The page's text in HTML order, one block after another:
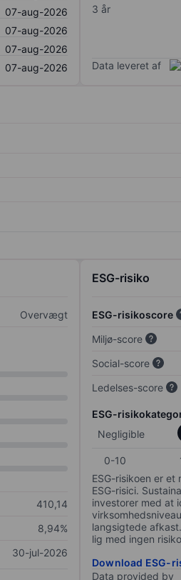
07-aug-2026
07-aug-2026
07-aug-2026
07-aug-2026
3 år
Data leveret af
Overvægt
410,14
8,94%
30-jul-2026
ESG-risiko
ESG-risikoscore
Miljø-score
Social-score
Ledelses-score
ESG-
Negligible
0-10
ESG-risikoen er
ESG-risici.
investorer med at
langsigtede
lig med ingen
Download ESG-
Data provided by